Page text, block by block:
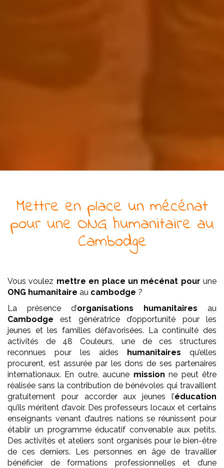
Mettre en place un mécénat
pour une ONG humanitaire au
Cambodge
Vous voulez mettre en place un mécénat pour une
ONG humanitaire au cambodge ?
La présence d’organisations humanitaires au
Cambodge est génératrice d’opportunité pour les
jeunes et les familles défavorisées. La continuité des
activités de 48 Couleurs, une de ces structures
reconnues pour les aides humanitaires qu’elles
procurent, est assurée par les dons de ses partenaires
internationaux. En outre, aucune mission ne peut être
réalisée sans la contribution de bénévoles qui travaillent
gratuitement pour accorder aux jeunes l’éducation
qu’ils méritent d’avoir. Des professeurs locaux et certains
enseignants venant d’autres nations se réunissent pour
établir un programme éducatif convenable aux petits.
Des activités et ateliers sont organisés pour le bien-être
de ces derniers. Les personnes en âge de travailler
bénéficier de formations professionnelles et d’une